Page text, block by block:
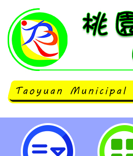
關教育部第六屆「
暨霸凌微電影競賽